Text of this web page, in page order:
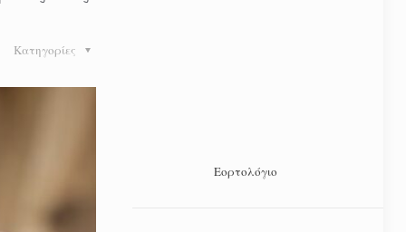
Κατηγορίες
Εορτολόγιο